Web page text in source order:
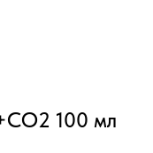
100 мл